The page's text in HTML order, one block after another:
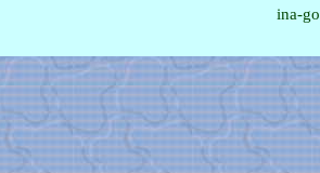
ina-